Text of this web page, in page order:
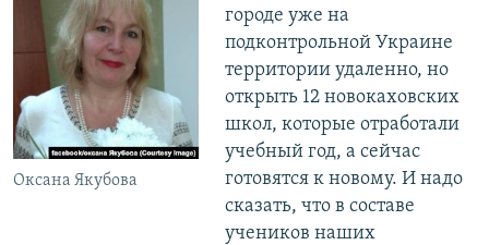
Оксана Якубова
городе уже на
подконтрольной Украине
территории удаленно, но
открыть 12 новокаховских
школ, которые отработали
учебный год, а сейчас
готовятся к новому. И надо
сказать, что в составе
учеников наших